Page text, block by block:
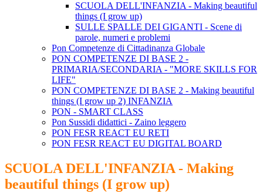
SCUOLA DELL'INFANZIA - Making beautiful
things (I grow up)
SULLE SPALLE DEI GIGANTI - Scene di
parole, numeri e problemi
Pon Competenze di Cittadinanza Globale
PON COMPETENZE DI BASE 2 -
PRIMARIA/SECONDARIA - "MORE SKILLS FOR
LIFE"
PON COMPETENZE DI BASE 2 - Making beautiful
things (I grow up 2) INFANZIA
PON - SMART CLASS
Pon Sussidi didattici - Zaino leggero
PON FESR REACT EU RETI
PON FESR REACT EU DIGITAL BOARD
SCUOLA DELL'INFANZIA - Making
beautiful things (I grow up)